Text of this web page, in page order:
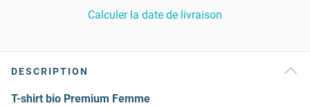
Calculer la date de livraison
DESCRIPTION
T-shirt bio Premium Femme